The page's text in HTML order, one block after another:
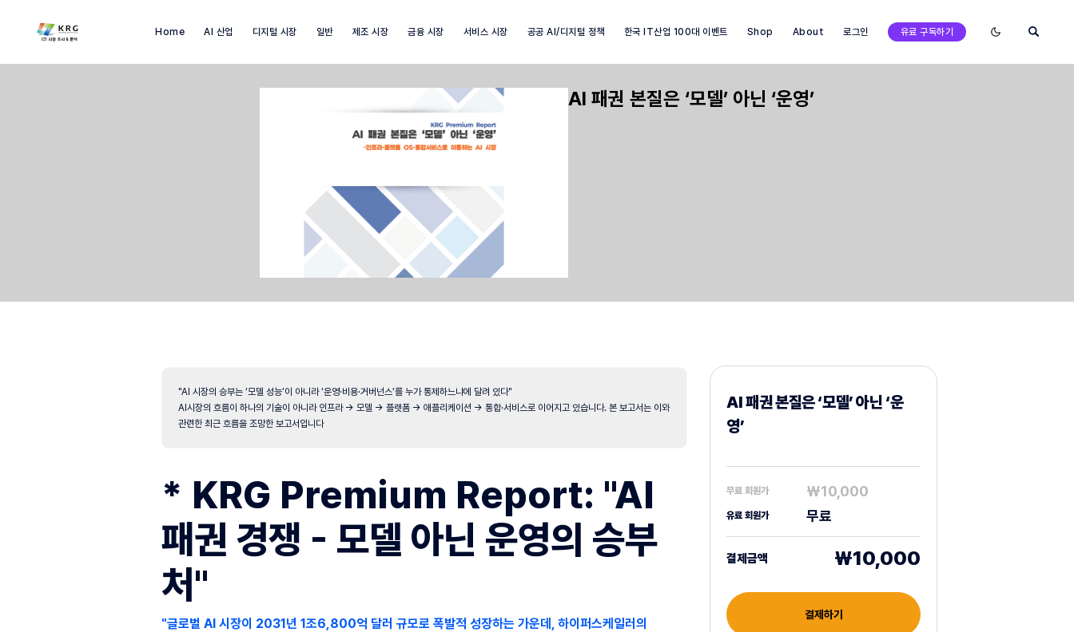
Home AI 산업 디지털 시장 일반 제조 시장 금융 시장 서비스 시장 공공 AI/디지털 정책 한국 IT산업 100대 이벤트 Shop About 로그인 유료 구독하기 Enable dark mode
AI 패권 본질은 ‘모델’ 아닌 ‘운영’
"AI 시장의 승부는 ‘모델 성능’이 아니라 ‘운영·비용·거버넌스’를 누가 통제하느냐에 달려 있다"
AI시장의 흐름이 하나의 기술이 아니라 인프라 → 모델 → 플랫폼 → 애플리케이션 → 통합·서비스로 이어지고 있습니다. 본 보고서는 이와
관련한 최근 흐름을 조망한 보고서입니다
* KRG Premium Report: "AI
패권 경쟁 - 모델 아닌 운영의 승부
처"
"글로벌 AI 시장이 2031년 1조6,800억 달러 규모로 폭발적 성장하는 가운데, 하이퍼스케일러의
AI 패권 본질은 ‘모델’ 아닌 ‘운
영’
무료 회원가 ₩10,000
유료 회원가 무료
결제금액 ₩10,000
결제하기